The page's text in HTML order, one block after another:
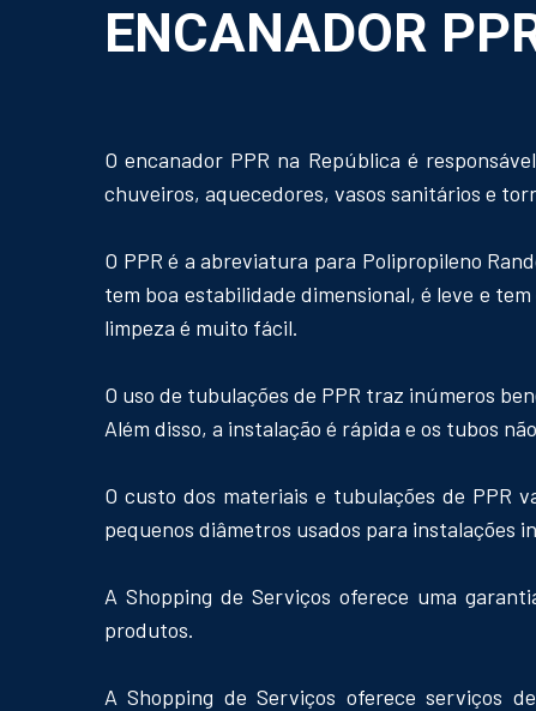
ENCANADOR
O encanador PPR na República é
chuveiros, aquecedores, vasos sanitários e
O PPR é a abreviatura para Polipropileno
tem boa estabilidade dimensional, é leve e
limpeza é muito fácil.
O uso de tubulações de PPR traz inúmeros
Além disso, a instalação é rápida e os tubos
O custo dos materiais e tubulações de PPR
pequenos diâmetros usados para instalações
A Shopping de Serviços oferece uma
produtos.
A Shopping de Serviços oferece serviços